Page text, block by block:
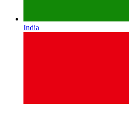
India